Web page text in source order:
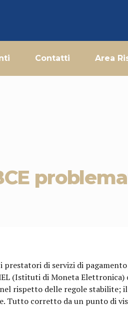
Contatti Area
prestatori di servizi di
(Istituti di Moneta Elettronica)
rispetto delle regole stabilite;
Tutto corretto da un punto di